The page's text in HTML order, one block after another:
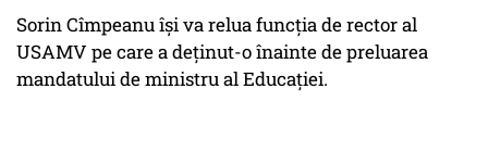
Sorin Cîmpeanu îşi va relua funcţia de rector al
USAMV pe care a deţinut-o înainte de preluarea
mandatului de ministru al Educaţiei.